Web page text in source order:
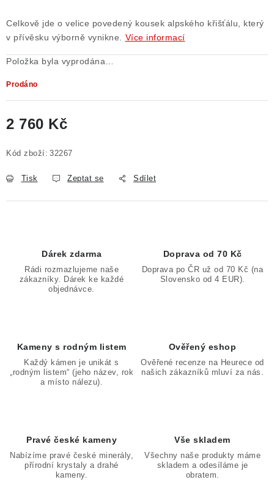
Celkově jde o velice povedený kousek alpského křišťálu, který
v přívěsku výborně vynikne.
Více informací
Položka byla vyprodána…
Prodáno
2 760 Kč
Kód zboží: 32267
Tisk Zeptat se Sdílet
Dárek zdarma
Rádi rozmazlujeme naše
zákazníky. Dárek ke každé
objednávce.
Doprava od 70 Kč
Doprava po ČR už od 70 Kč (na
Slovensko od 4 EUR).
Kameny s rodným listem
Každý kámen je unikát s
„rodným listem“ (jeho název, rok
a místo nálezu).
Ověřený eshop
Ověřené recenze na Heurece od
našich zákazníků mluví za nás.
Pravé české kameny
Nabízíme pravé české minerály,
přírodní krystaly a drahé
kameny.
Vše skladem
Všechny naše produkty máme
skladem a odesíláme je
obratem.